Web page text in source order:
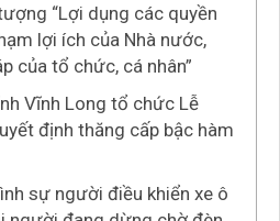
“Lợi dụng các quyền
lợi ích của Nhà nước,
của tổ chức, cá nhân”
Vĩnh Long tổ chức Lễ
định thăng cấp bậc hàm
sự người điều khiển xe ô